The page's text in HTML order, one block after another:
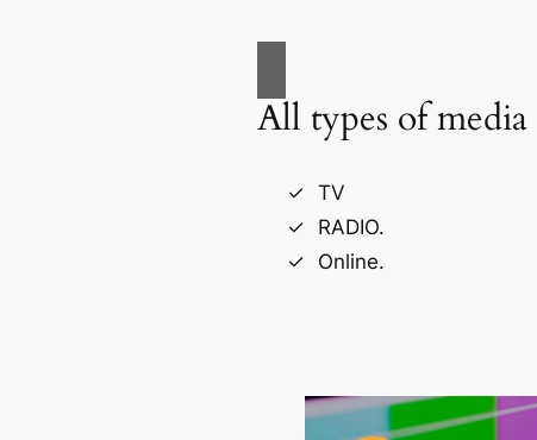
All types of media
TV
RADIO.
Online.